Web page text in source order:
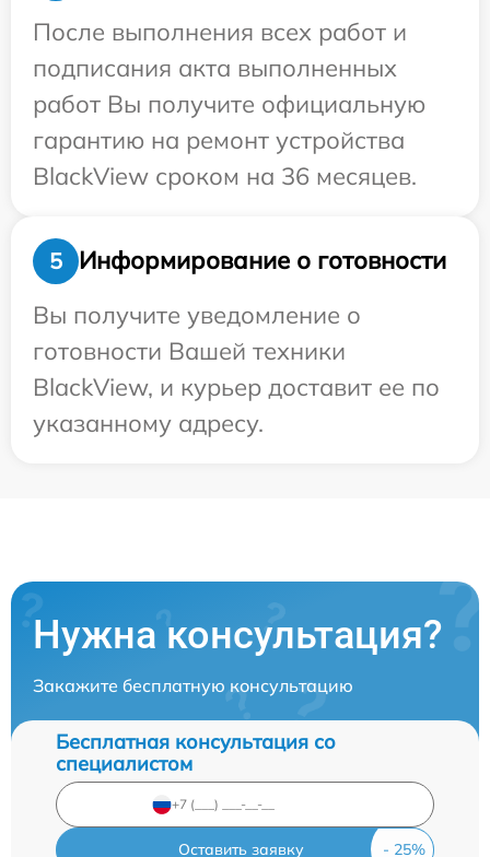
После выполнения всех работ и
подписания акта выполненных
работ Вы получите официальную
гарантию на ремонт устройства
BlackView сроком на 36 месяцев.
5
Информирование о готовности
Вы получите уведомление о
готовности Вашей техники
BlackView, и курьер доставит ее по
указанному адресу.
Нужна консультация?
Закажите бесплатную консультацию
Бесплатная консультация со
специалистом
Оставить заявку